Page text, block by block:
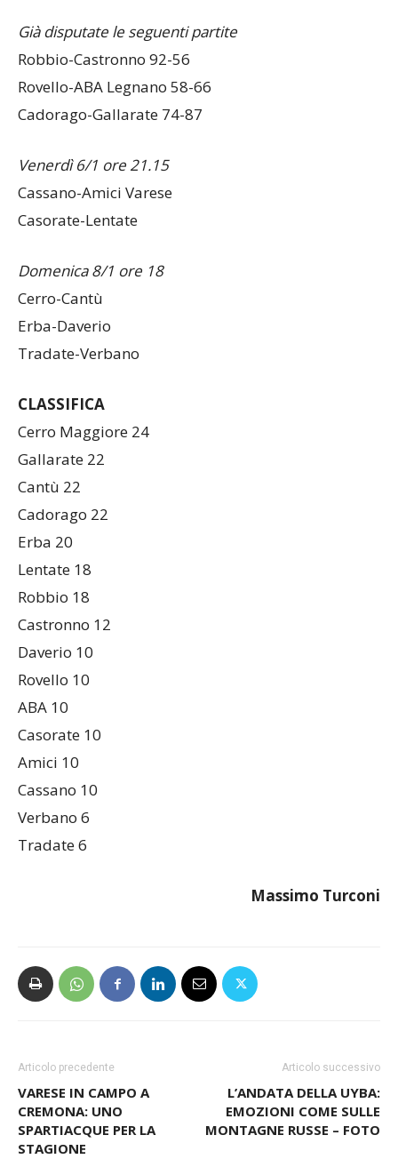
Già disputate le seguenti partite
Robbio-Castronno 92-56
Rovello-ABA Legnano 58-66
Cadorago-Gallarate 74-87
Venerdì 6/1 ore 21.15
Cassano-Amici Varese
Casorate-Lentate
Domenica 8/1 ore 18
Cerro-Cantù
Erba-Daverio
Tradate-Verbano
CLASSIFICA
Cerro Maggiore 24
Gallarate 22
Cantù 22
Cadorago 22
Erba 20
Lentate 18
Robbio 18
Castronno 12
Daverio 10
Rovello 10
ABA 10
Casorate 10
Amici 10
Cassano 10
Verbano 6
Tradate 6
Massimo Turconi
Articolo precedente
VARESE IN CAMPO A
CREMONA: UNO
SPARTIACQUE PER LA
STAGIONE
Articolo successivo
L’ANDATA DELLA UYBA:
EMOZIONI COME SULLE
MONTAGNE RUSSE – FOTO